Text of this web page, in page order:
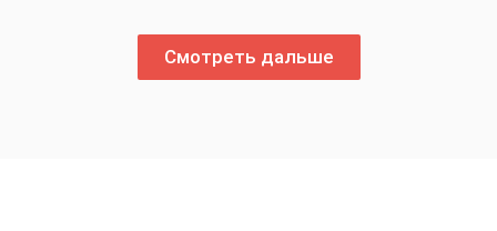
Смотреть дальше